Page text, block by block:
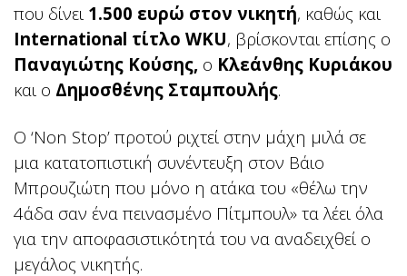
που δίνει 1.500 ευρώ στον νικητή, καθώς και
International τίτλο WKU, βρίσκονται επίσης ο
Παναγιώτης Κούσης, ο Κλεάνθης Κυριάκου
και ο Δημοσθένης Σταμπουλής.
Ο ‘Non Stop’ προτού ριχτεί στην μάχη μιλά σε
μια κατατοπιστική συνέντευξη στον Βάιο
Μπρουζιώτη που μόνο η ατάκα του «θέλω την
4άδα σαν ένα πεινασμένο Πίτμπουλ» τα λέει όλα
για την αποφασιστικότητά του να αναδειχθεί ο
μεγάλος νικητής.